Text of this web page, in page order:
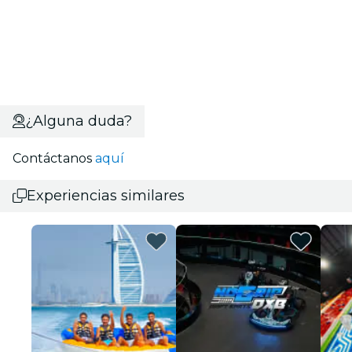
¿Alguna duda?
Contáctanos aquí
Experiencias similares